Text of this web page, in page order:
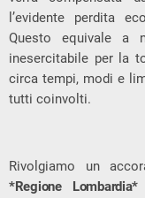
l’evidente perdita
Questo equivale a
inesercitabile per la
circa tempi, modi e
tutti coinvolti.
Rivolgiamo un
*Regione Lombardia*